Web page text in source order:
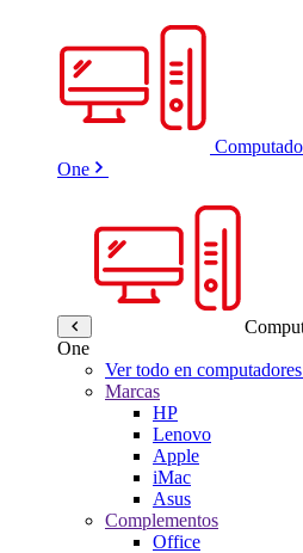
One
One
Ver todo en
Marcas
HP
Lenovo
Apple
iMac
Asus
Complementos
Office